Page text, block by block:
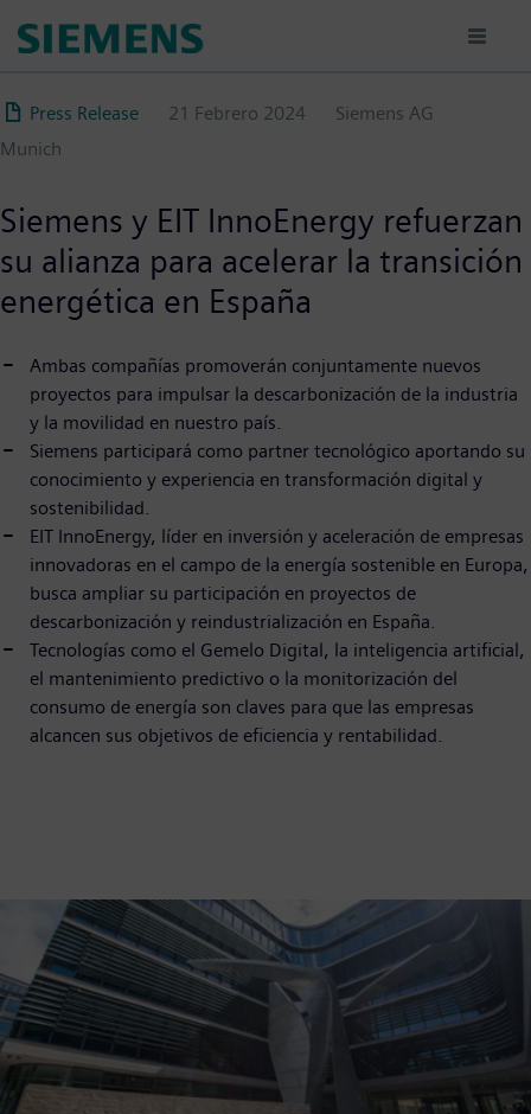
principal
Press Release 21 Febrero 2024
Siemens AG
Munich
Siemens y EIT InnoEnergy refuerzan
su alianza para acelerar la transición
energética en España
Ambas compañías promoverán conjuntamente nuevos
proyectos para impulsar la descarbonización de la industria
y la movilidad en nuestro país.
Siemens participará como partner tecnológico aportando su
conocimiento y experiencia en transformación digital y
sostenibilidad.
EIT InnoEnergy, líder en inversión y aceleración de empresas
innovadoras en el campo de la energía sostenible en Europa,
busca ampliar su participación en proyectos de
descarbonización y reindustrialización en España.
Tecnologías como el Gemelo Digital, la inteligencia artificial,
el mantenimiento predictivo o la monitorización del
consumo de energía son claves para que las empresas
alcancen sus objetivos de eficiencia y rentabilidad.